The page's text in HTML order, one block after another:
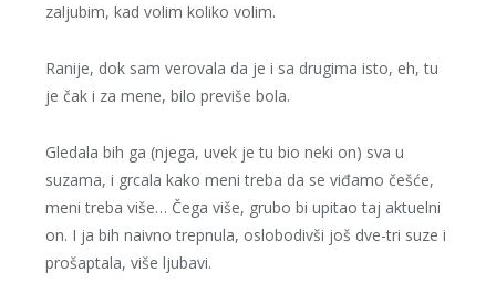
zaljubim, kad volim koliko volim.
Ranije, dok sam verovala da je i sa drugima isto, eh, tu
je čak i za mene, bilo previše bola.
Gledala bih ga (njega, uvek je tu bio neki on) sva u
suzama, i grcala kako meni treba da se viđamo češće,
meni treba više… Čega više, grubo bi upitao taj aktuelni
on. I ja bih naivno trepnula, oslobodivši još dve-tri suze i
prošaptala, više ljubavi.